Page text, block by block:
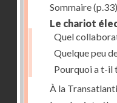
Sommaire(p.33)
Le chariot
Quel
Quelque peu
Pourquoi a t-il
À la